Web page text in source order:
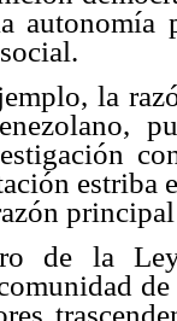
la
de la Ley